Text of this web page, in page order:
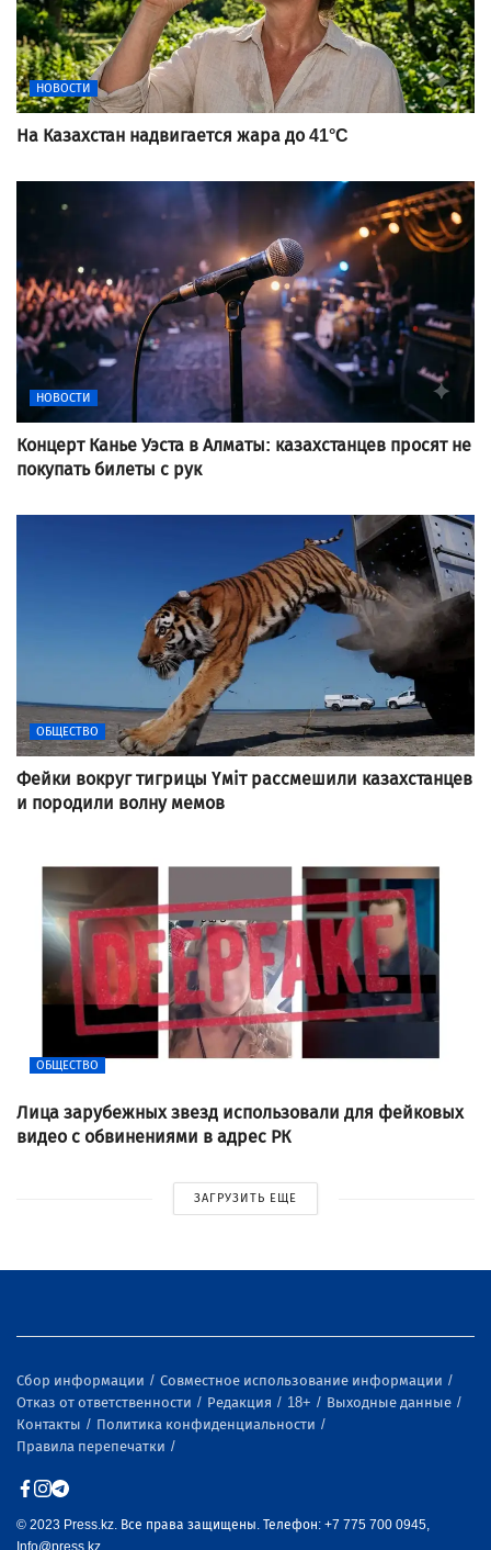
НОВОСТИ
На Казахстан надвигается жара до 41°C
НОВОСТИ
Концерт Канье Уэста в Алматы: казахстанцев просят не
покупать билеты с рук
ОБЩЕСТВО
Фейки вокруг тигрицы Үміт рассмешили казахстанцев
и породили волну мемов
ОБЩЕСТВО
Лица зарубежных звезд использовали для фейковых
видео с обвинениями в адрес РК
ЗАГРУЗИТЬ ЕЩЕ
Сбор информации
Совместное использование информации
Отказ от ответственности
Редакция 18+
Выходные данные
Контакты
Политика конфиденциальности
Правила перепечатки
© 2023 Press.kz. Все права защищены. Телефон: +7 775 700 0945,